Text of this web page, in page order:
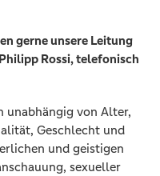
gerne unsere Leitung
Rossi, telefonisch
unabhängig von Alter,
Geschlecht und
und geistigen
sexueller